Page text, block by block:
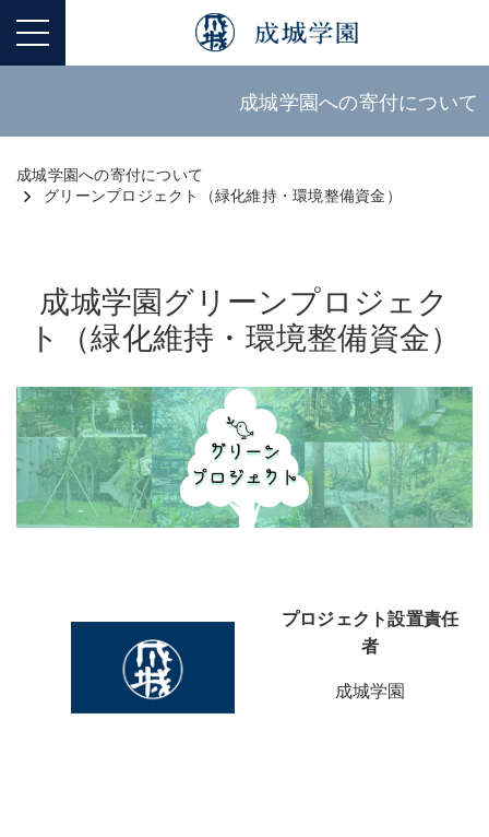
成城学園への寄付について
成城学園への寄付について
グリーンプロジェクト（緑化維持・環境整備資金）
成城学園グリーンプロジェク
ト（緑化維持・環境整備資金）
プロジェクト設置責任
者
成城学園